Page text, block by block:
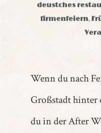
deustches
firmenfeiern,
Wenn du nach
Großstadt hinter
du in der After